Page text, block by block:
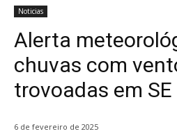
Noticias
Alerta
chuvas com
trovoadas em SE
6 de fevereiro de 2025